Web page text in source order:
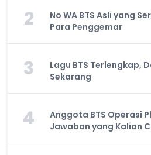
2
No WA BTS Asli yang
Para Penggemar
3
Lagu BTS Terlengkap,
Sekarang
4
Anggota BTS Operasi
Jawaban yang Kalian